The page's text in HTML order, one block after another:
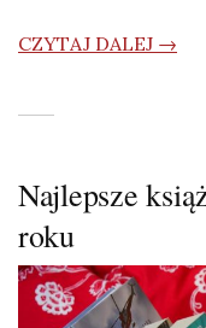
CZYTAJ DALEJ →
Najlepsze
roku